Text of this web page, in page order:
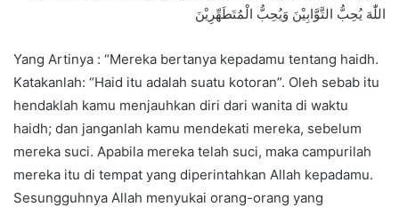
اللّٰهَ يُحِبُّ التَّوَّابِيْنَ وَيُحِبُّ الْمُتَطَهِّرِيْنَ
Yang Artinya : “Mereka bertanya kepadamu tentang haidh.
Katakanlah: “Haid itu adalah suatu kotoran”. Oleh sebab itu
hendaklah kamu menjauhkan diri dari wanita di waktu
haidh; dan janganlah kamu mendekati mereka, sebelum
mereka suci. Apabila mereka telah suci, maka campurilah
mereka itu di tempat yang diperintahkan Allah kepadamu.
Sesungguhnya Allah menyukai orang-orang yang